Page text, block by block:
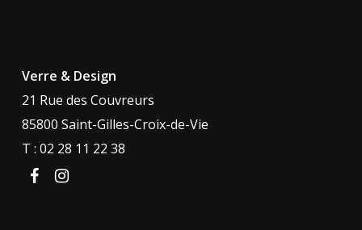
Verre & Design
21 Rue des Couvreurs
85800 Saint-Gilles-Croix-de-Vie
T : 02 28 11 22 38
facebookinstagram